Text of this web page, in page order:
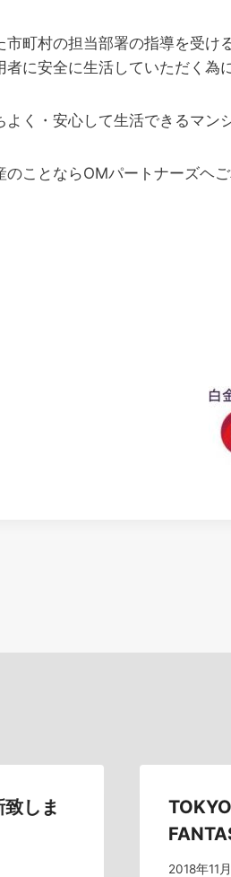
町村の担当部署の指導を受
に安全に生活していただく為
く・安心して生活できるマン
ことならOMパートナーズヘご
しま
2018年11